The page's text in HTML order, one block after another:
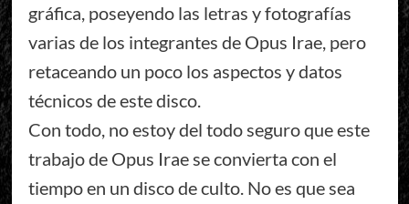
gráfica, poseyendo las letras y fotografías
varias de los integrantes de Opus Irae, pero
retaceando un poco los aspectos y datos
técnicos de este disco.
Con todo, no estoy del todo seguro que este
trabajo de Opus Irae se convierta con el
tiempo en un disco de culto. No es que sea